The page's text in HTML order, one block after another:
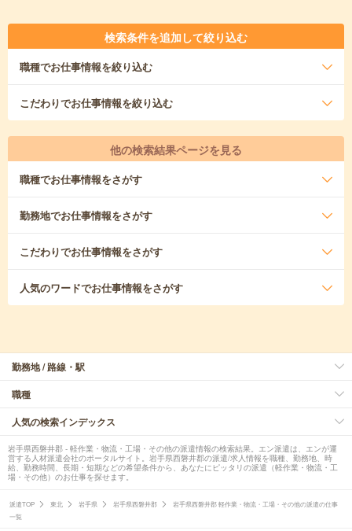
検索条件を追加して絞り込む
職種でお仕事情報を絞り込む
こだわりでお仕事情報を絞り込む
他の検索結果ページを見る
職種でお仕事情報をさがす
勤務地でお仕事情報をさがす
こだわりでお仕事情報をさがす
人気のワードでお仕事情報をさがす
勤務地 / 路線・駅
職種
人気の検索インデックス
岩手県西磐井郡 - 軽作業・物流・工場・その他の派遣情報の検索結果。エン派遣は、エンが運
営する人材派遣会社のポータルサイト。岩手県西磐井郡の派遣/求人情報を職種、勤務地、時
給、勤務時間、長期・短期などの希望条件から、あなたにピッタリの派遣（軽作業・物流・工
場・その他）のお仕事を探せます。
派遣TOP 東北 岩手県 岩手県西磐井郡
岩手県西磐井郡 軽作業・物流・工場・その他の派遣の仕事
一覧